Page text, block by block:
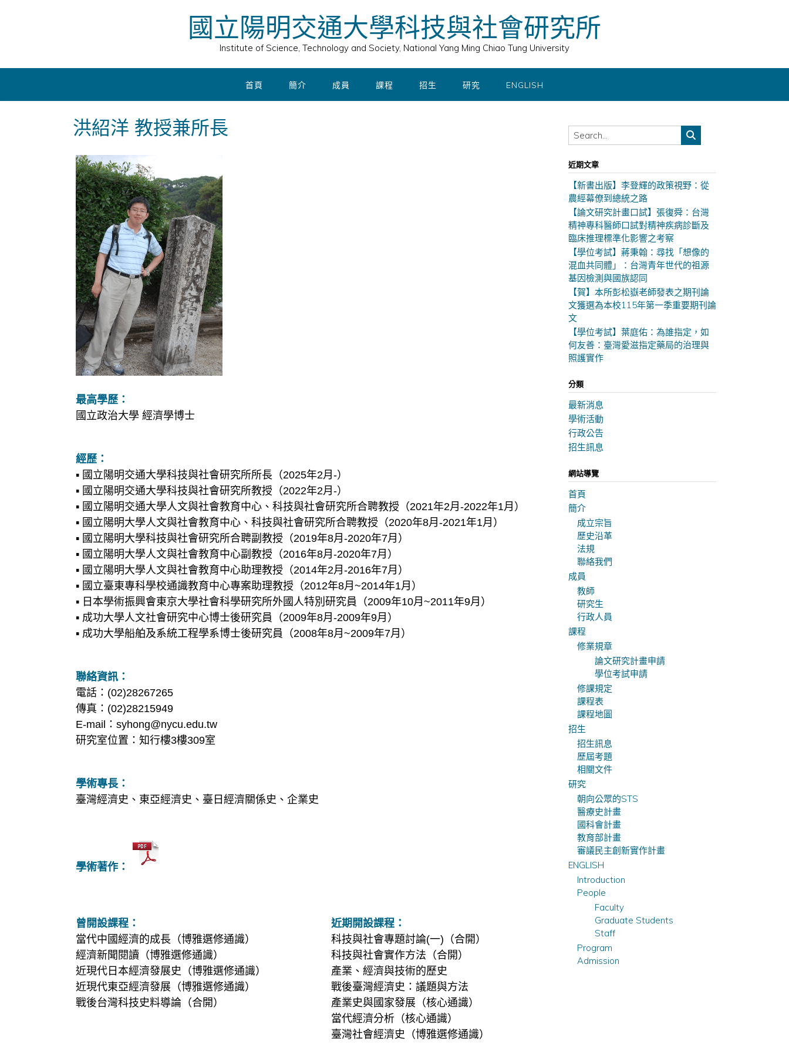
國立陽明交通大學科技與社會研究所
Institute of Science, Technology and Society, National Yang Ming Chiao Tung University
首頁 簡介 成員 課程 招生 研究 ENGLISH
洪紹洋 教授兼所長
最高學歷：
國立政治大學 經濟學博士
經歷：
▪ 國立陽明交通大學科技與社會研究所所長（2025年2月-）
▪ 國立陽明交通大學科技與社會研究所教授（2022年2月-）
▪ 國立陽明交通大學人文與社會教育中心、科技與社會研究所合聘教授（2021年2月-2022年1月）
▪ 國立陽明大學人文與社會教育中心、科技與社會研究所合聘教授（2020年8月-2021年1月）
▪ 國立陽明大學科技與社會研究所合聘副教授（2019年8月-2020年7月）
▪ 國立陽明大學人文與社會教育中心副教授（2016年8月-2020年7月）
▪ 國立陽明大學人文與社會教育中心助理教授（2014年2月-2016年7月）
▪ 國立臺東專科學校通識教育中心專案助理教授（2012年8月~2014年1月）
▪ 日本學術振興會東京大學社會科學研究所外國人特別研究員（2009年10月~2011年9月）
▪ 成功大學人文社會研究中心博士後研究員（2009年8月-2009年9月）
▪ 成功大學船舶及系統工程學系博士後研究員（2008年8月~2009年7月）
聯絡資訊：
電話：(02)28267265
傳真：(02)28215949
E-mail：syhong@nycu.edu.tw
研究室位置：知行樓3樓309室
學術專長：
臺灣經濟史、東亞經濟史、臺日經濟關係史、企業史
學術著作：
曾開設課程：
當代中國經濟的成長（博雅選修通識）
經濟新聞閱讀（博雅選修通識）
近現代日本經濟發展史（博雅選修通識）
近現代東亞經濟發展（博雅選修通識）
戰後台灣科技史料導論（合開）
近期開設課程：
科技與社會專題討論(一)（合開）
科技與社會實作方法（合開）
產業、經濟與技術的歷史
戰後臺灣經濟史：議題與方法
產業史與國家發展（核心通識）
當代經濟分析（核心通識）
臺灣社會經濟史（博雅選修通識）
近期文章
【新書出版】李登輝的政策視野：從
農經幕僚到總統之路
【論文研究計畫口試】張復舜：台灣
精神專科醫師口試對精神疾病診斷及
臨床推理標準化影響之考察
【學位考試】蔣秉翰：尋找「想像的
混血共同體」：台灣青年世代的祖源
基因檢測與國族認同
【賀】本所彭松嶽老師發表之期刊論
文獲選為本校115年第一季重要期刊論
文
【學位考試】葉庭佑：為誰指定，如
何友善：臺灣愛滋指定藥局的治理與
照護實作
分類
最新消息
學術活動
行政公告
招生訊息
網站導覽
首頁
簡介
成立宗旨
歷史沿革
法規
聯絡我們
成員
教師
研究生
行政人員
課程
修業規章
論文研究計畫申請
學位考試申請
修課規定
課程表
課程地圖
招生
招生訊息
歷屆考題
相關文件
研究
朝向公眾的STS
醫療史計畫
國科會計畫
教育部計畫
審議民主創新實作計畫
ENGLISH
Introduction
People
Faculty
Graduate Students
Staff
Program
Admission